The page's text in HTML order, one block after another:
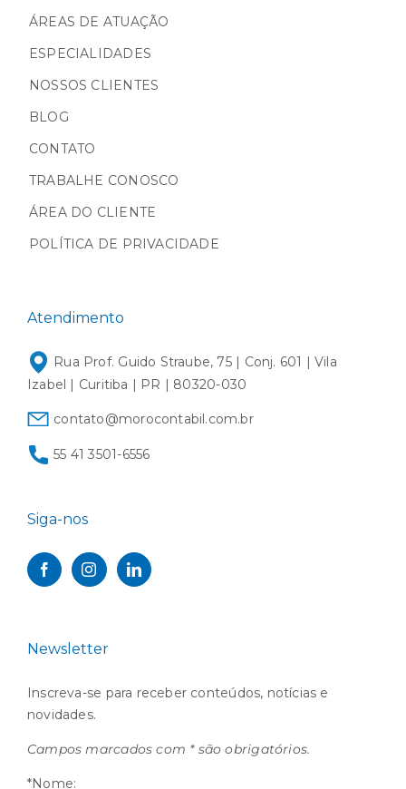
ÁREAS DE ATUAÇÃO
ESPECIALIDADES
NOSSOS CLIENTES
BLOG
CONTATO
TRABALHE CONOSCO
ÁREA DO CLIENTE
POLÍTICA DE PRIVACIDADE
Atendimento
Rua Prof. Guido Straube, 75 | Conj. 601 | Vila
Izabel | Curitiba | PR | 80320-030
contato@morocontabil.com.br
55 41 3501-6556
Siga-nos
Newsletter
Inscreva-se para receber conteúdos, notícias e
novidades.
Campos marcados com * são obrigatórios.
*Nome: